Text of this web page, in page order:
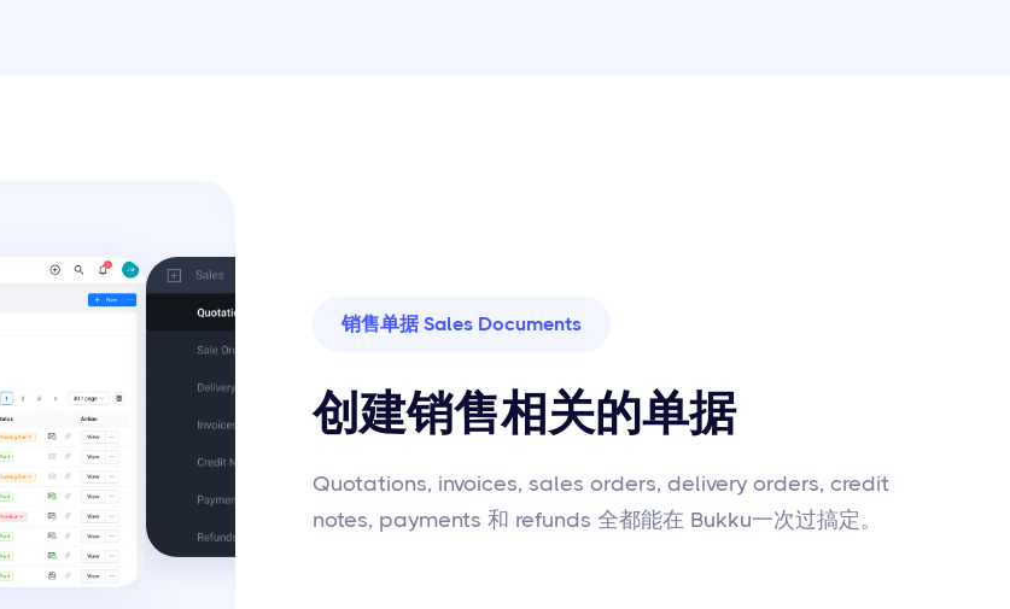
销售单据 Sales Documents
创建销售相关的单据
Quotations, invoices, sales orders, delivery orders, credit
notes, payments 和 refunds 全都能在 Bukku一次过搞定。